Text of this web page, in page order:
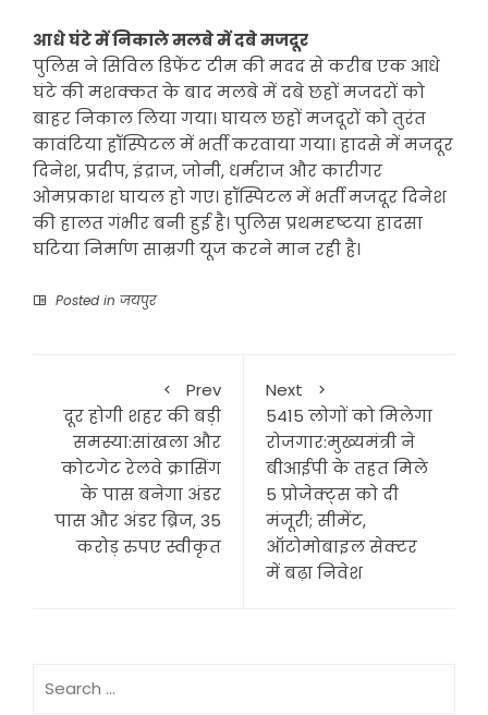
आधे घंटे में निकाले मलबे में दबे मजदूर
पुलिस ने सिविल डिफेंट टीम की मदद से करीब एक आधे
घंटे की मशक्कत के बाद मलबे में दबे छहों मजदरों को
बाहर निकाल लिया गया। घायल छहों मजदूरों को तुरंत
कावंटिया हॉस्पिटल में भर्ती करवाया गया। हादसे में मजदूर
दिनेश, प्रदीप, इंद्राज, जोनी, धर्मराज और कारीगर
ओमप्रकाश घायल हो गए। हॉस्पिटल में भर्ती मजदूर दिनेश
की हालत गंभीर बनी हुई है। पुलिस प्रथमदृष्टया हादसा
घटिया निर्माण साम्रगी यूज करने मान रही है।
Posted in जयपुर
Prev
दूर होगी शहर की बड़ी
समस्या:सांखला और
कोटगेट रेलवे क्रासिंग
के पास बनेगा अंडर
पास और अंडर ब्रिज, 35
करोड़ रुपए स्वीकृत
Next
5415 लोगों को मिलेगा
रोजगार:मुख्यमंत्री ने
बीआईपी के तहत मिले
5 प्रोजेक्ट्स को दी
मंजूरी; सीमेंट,
ऑटोमोबाइल सेक्टर
में बढ़ा निवेश
for: